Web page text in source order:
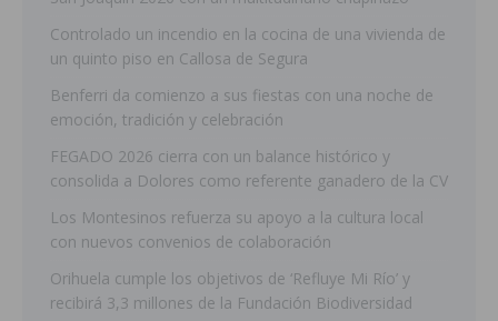
Controlado un incendio en la cocina de una vivienda de
un quinto piso en Callosa de Segura
Benferri da comienzo a sus fiestas con una noche de
emoción, tradición y celebración
FEGADO 2026 cierra con un balance histórico y
consolida a Dolores como referente ganadero de la CV
Los Montesinos refuerza su apoyo a la cultura local
con nuevos convenios de colaboración
Orihuela cumple los objetivos de ‘Refluye Mi Río’ y
recibirá 3,3 millones de la Fundación Biodiversidad